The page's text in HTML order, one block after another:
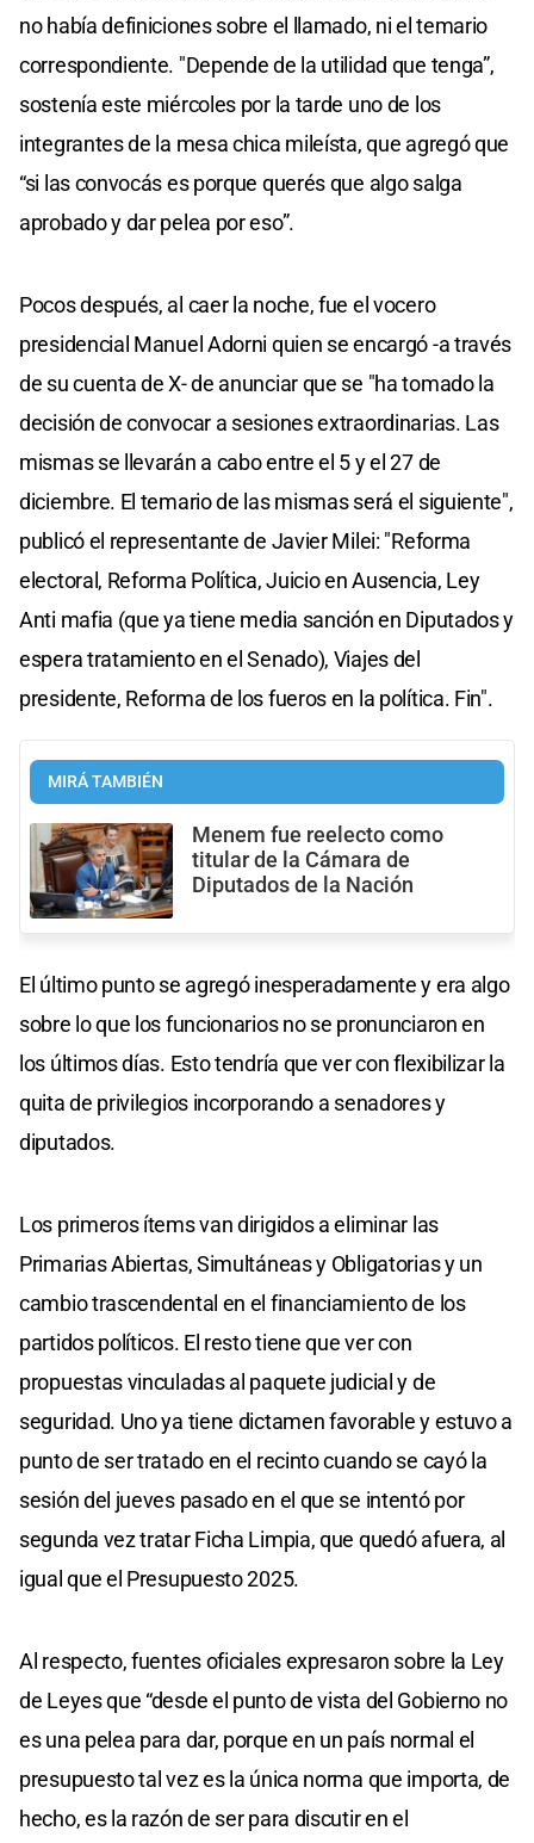
no había definiciones sobre el llamado, ni el temario
correspondiente. "Depende de la utilidad que tenga”,
sostenía este miércoles por la tarde uno de los
integrantes de la mesa chica mileísta, que agregó que
“si las convocás es porque querés que algo salga
aprobado y dar pelea por eso”.
Pocos después, al caer la noche, fue el vocero
presidencial Manuel Adorni quien se encargó -a través
de su cuenta de X- de anunciar que se "ha tomado la
decisión de convocar a sesiones extraordinarias. Las
mismas se llevarán a cabo entre el 5 y el 27 de
diciembre. El temario de las mismas será el siguiente",
publicó el representante de Javier Milei: "Reforma
electoral, Reforma Política, Juicio en Ausencia, Ley
Anti mafia (que ya tiene media sanción en Diputados y
espera tratamiento en el Senado), Viajes del
presidente, Reforma de los fueros en la política. Fin".
MIRÁ TAMBIÉN
Menem fue reelecto como
titular de la Cámara de
Diputados de la Nación
El último punto se agregó inesperadamente y era algo
sobre lo que los funcionarios no se pronunciaron en
los últimos días. Esto tendría que ver con flexibilizar la
quita de privilegios incorporando a senadores y
diputados.
Los primeros ítems van dirigidos a eliminar las
Primarias Abiertas, Simultáneas y Obligatorias y un
cambio trascendental en el financiamiento de los
partidos políticos. El resto tiene que ver con
propuestas vinculadas al paquete judicial y de
seguridad. Uno ya tiene dictamen favorable y estuvo a
punto de ser tratado en el recinto cuando se cayó la
sesión del jueves pasado en el que se intentó por
segunda vez tratar Ficha Limpia, que quedó afuera, al
igual que el Presupuesto 2025.
Al respecto, fuentes oficiales expresaron sobre la Ley
de Leyes que “desde el punto de vista del Gobierno no
es una pelea para dar, porque en un país normal el
presupuesto tal vez es la única norma que importa, de
hecho, es la razón de ser para discutir en el